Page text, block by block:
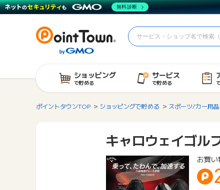
ショッピング
で貯める
サービス
で貯める
ポイントタウンTOP ショッピングで貯める スポーツ/カー用品
キャロウェイゴル
お買
無料診断